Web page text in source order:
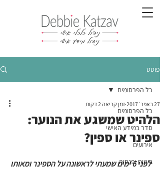
פוסט
כל הפרסומים
סדר במידע האישי
אירועים
ביטוח ופנסיה
כל הפרסומים
הלהיט שמשגע את הנוער:
ספינר או ספין?
27 באפר׳ 2017 זמן קריאה 2 דקות
לפני 6 ימים שמעתי לראשונה על הספינר ומאותו